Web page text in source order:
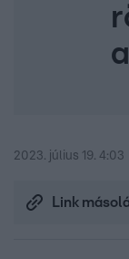
2023. július 19. 4:03
Link